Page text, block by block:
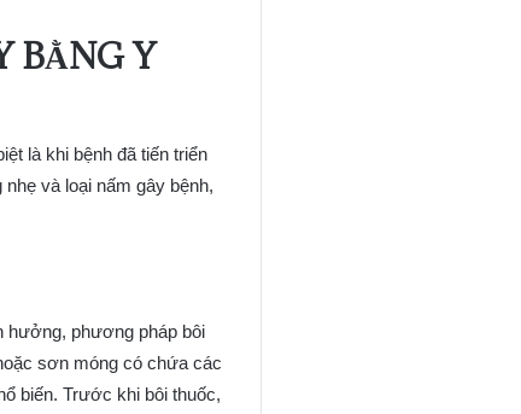
BẰNG Y
là khi bệnh đã tiến triển
và loại nấm gây bệnh,
hưởng, phương pháp bôi
sơn móng có chứa các
biến. Trước khi bôi thuốc,